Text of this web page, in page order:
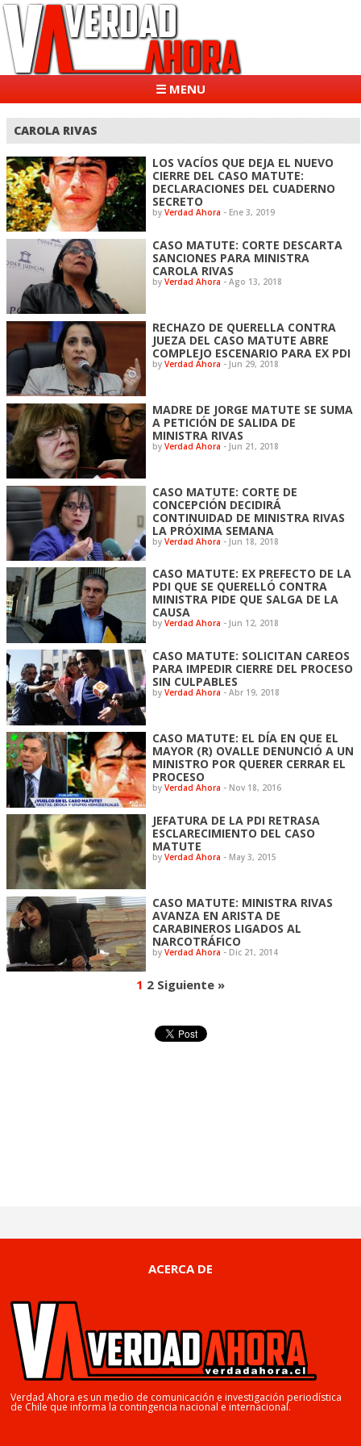
☰ MENU
CAROLA RIVAS
LOS VACÍOS QUE DEJA EL NUEVO
CIERRE DEL CASO MATUTE:
DECLARACIONES DEL CUADERNO
SECRETO
byVerdad Ahora - Ene 3, 2019
CASO MATUTE: CORTE DESCARTA
SANCIONES PARA MINISTRA
CAROLA RIVAS
byVerdad Ahora - Ago 13, 2018
RECHAZO DE QUERELLA CONTRA
JUEZA DEL CASO MATUTE ABRE
COMPLEJO ESCENARIO PARA EX PDI
byVerdad Ahora - Jun 29, 2018
MADRE DE JORGE MATUTE SE SUMA
A PETICIÓN DE SALIDA DE
MINISTRA RIVAS
byVerdad Ahora - Jun 21, 2018
CASO MATUTE: CORTE DE
CONCEPCIÓN DECIDIRÁ
CONTINUIDAD DE MINISTRA RIVAS
LA PRÓXIMA SEMANA
byVerdad Ahora - Jun 18, 2018
CASO MATUTE: EX PREFECTO DE LA
PDI QUE SE QUERELLÓ CONTRA
MINISTRA PIDE QUE SALGA DE LA
CAUSA
byVerdad Ahora - Jun 12, 2018
CASO MATUTE: SOLICITAN CAREOS
PARA IMPEDIR CIERRE DEL PROCESO
SIN CULPABLES
byVerdad Ahora - Abr 19, 2018
CASO MATUTE: EL DÍA EN QUE EL
MAYOR (R) OVALLE DENUNCIÓ A UN
MINISTRO POR QUERER CERRAR EL
PROCESO
byVerdad Ahora - Nov 18, 2016
JEFATURA DE LA PDI RETRASA
ESCLARECIMIENTO DEL CASO
MATUTE
byVerdad Ahora - May 3, 2015
CASO MATUTE: MINISTRA RIVAS
AVANZA EN ARISTA DE
CARABINEROS LIGADOS AL
NARCOTRÁFICO
byVerdad Ahora - Dic 21, 2014
1 2 Siguiente »
ACERCA DE
Verdad Ahora es un medio de comunicación e investigación periodística
de Chile que informa la contingencia nacional e internacional.